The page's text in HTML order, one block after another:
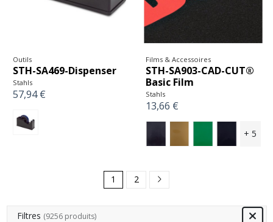
Outils
STH-SA469-Dispenser
Stahls
57,94 €
Films & Accessoires
STH-SA903-CAD-CUT®
Basic Film
Stahls
13,66 €
+ 5
1 2
Filtres (9256 produits)